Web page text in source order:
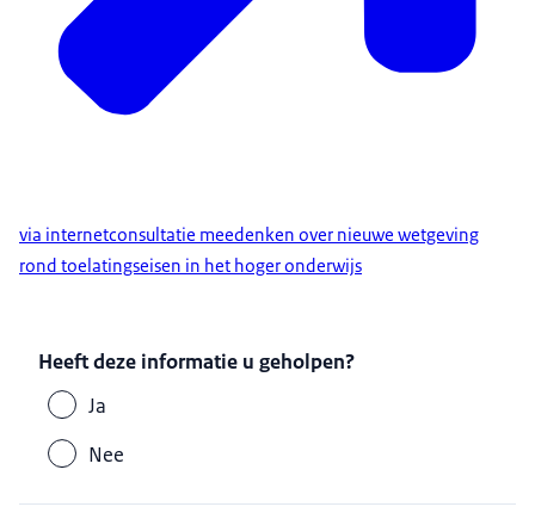
via internetconsultatie meedenken over nieuwe wetgeving
rond toelatingseisen in het hoger onderwijs
Heeft deze informatie u geholpen?
Ja
Nee